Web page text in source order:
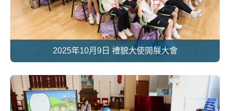
2025年10月9日 禮貌大使開展大會